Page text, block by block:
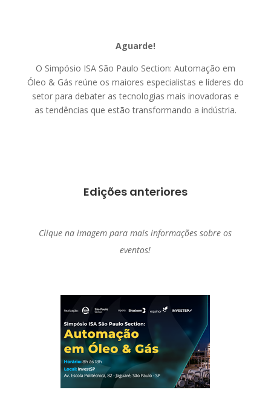
Aguarde!
O Simpósio ISA São Paulo Section: Automação em
Óleo & Gás reúne os maiores especialistas e líderes do
setor para debater as tecnologias mais inovadoras e
as tendências que estão transformando a indústria.
Edições anteriores
Clique na imagem para mais informações sobre os
eventos!